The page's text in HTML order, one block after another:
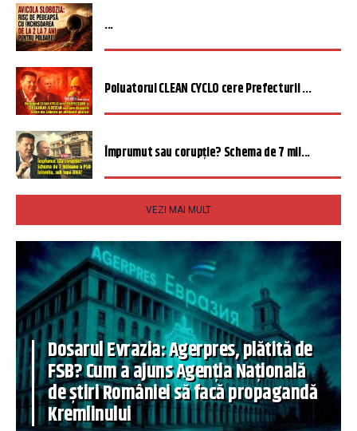
...
Poluatorul CLEAN CYCLO cere Prefecturii ...
Împrumut sau corupție? Schema de 7 mil...
VEZI MAI MULT
Dosarul Evrazia: Agerpres, plătită de
FSB? Cum a ajuns Agenția Națională
de știri României să facă propagandă
Kremlinului